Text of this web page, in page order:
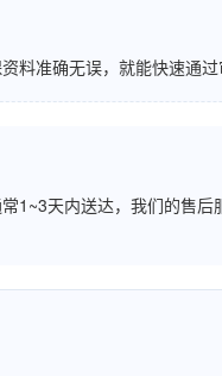
料准确无误，就能快速通过
1~3天内送达，我们的售后